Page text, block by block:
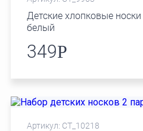
Детские хлопковые
белый
349Р
Артикул: СТ_10218